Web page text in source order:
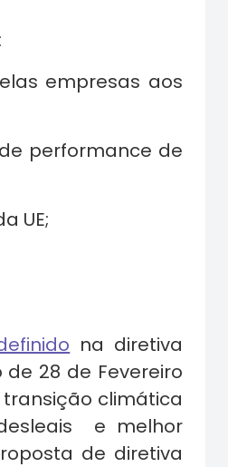
empresas aos
performance de
UE;
na diretiva
28 de Fevereiro
climática
e melhor
de diretiva